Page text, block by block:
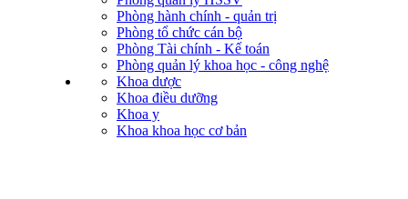
Phòng hành chính - quản trị
Phòng tổ chức cán bộ
Phòng Tài chính - Kế toán
Phòng quản lý khoa học - công nghệ
Khoa dược
Khoa điều dưỡng
Khoa y
Khoa khoa học cơ bản